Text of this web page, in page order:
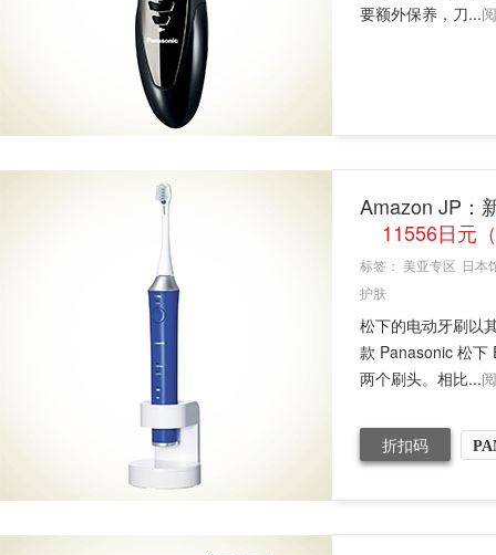
要额外保养，刀...
Amazon JP：
11556日元
标签： 美亚专区 日本
护肤
松下的电动牙刷以
款 Panasonic 松下
两个刷头。相比...
折扣码